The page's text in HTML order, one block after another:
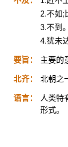
2.不如;
3.不到。
4.犹未
要旨： 主要的
北齐： 北朝之
语言：
人类特
形式。